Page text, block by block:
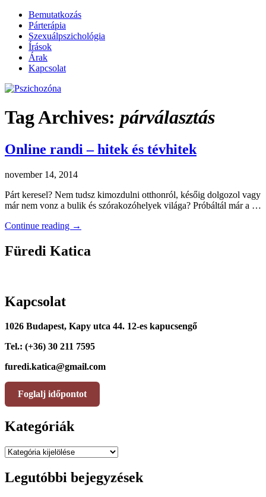
Bemutatkozás
Párterápia
Szexuálpszichológia
Írások
Árak
Kapcsolat
Pszichozóna
párterapeuta honlapja
Tag Archives: párválasztás
Online randi – hitek és tévhitek
november 14, 2014
Párt keresel? Nem tudsz kimozdulni otthonról, későig dolgozol vagy
már nem vonz a bulik és szórakozóhelyek világa? Próbáltál már a …
Continue reading →
Füredi Katica
Kapcsolat
1026 Budapest, Kapy utca 44. 12-es kapucsengő
Tel.: (+36) 30 211 7595
furedi.katica@gmail.com
Foglalj időpontot
Kategóriák
Kategóriák
Legutóbbi bejegyzések